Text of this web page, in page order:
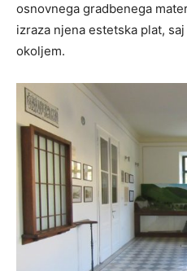
osnovnega gradbenega
izraza njena estetska plat,
okoljem.